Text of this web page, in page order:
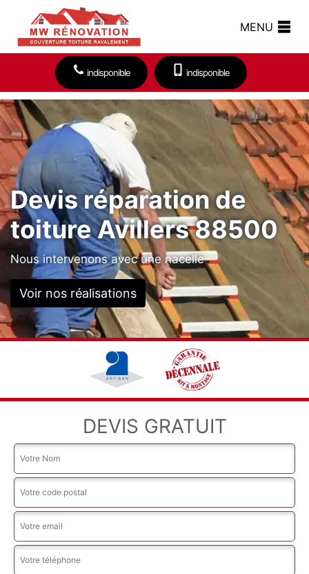
MENU
indisponible indisponible
Devis réparation de
toiture Avillers 88500
Nous intervenons avec une nacelle
Voir nos réalisations
DEVIS GRATUIT